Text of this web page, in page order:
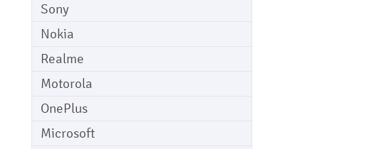
Sony
Nokia
Realme
Motorola
OnePlus
Microsoft